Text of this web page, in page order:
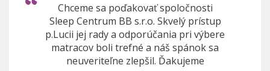
Chceme sa poďakovať spoločnosti
Sleep Centrum BB s.r.o. Skvelý prístup
p.Lucii jej rady a odporúčania pri výbere
matracov boli trefné a náš spánok sa
neuveriteľne zlepšil. Ďakujeme